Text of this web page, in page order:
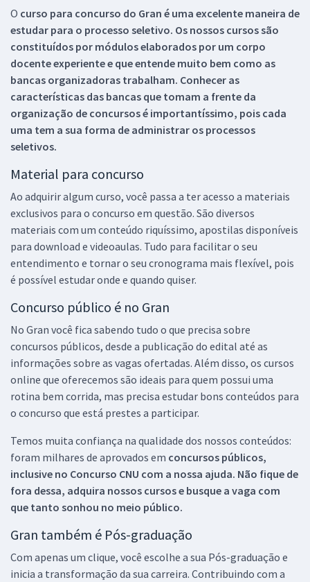
O curso para concurso do Gran é uma excelente maneira de
estudar para o processo seletivo. Os nossos cursos são
constituídos por módulos elaborados por um corpo
docente experiente e que entende muito bem como as
bancas organizadoras trabalham. Conhecer as
características das bancas que tomam a frente da
organização de concursos é importantíssimo, pois cada
uma tem a sua forma de administrar os processos
seletivos.
Material para concurso
Ao adquirir algum curso, você passa a ter acesso a materiais
exclusivos para o concurso em questão. São diversos
materiais com um conteúdo riquíssimo, apostilas disponíveis
para download e videoaulas. Tudo para facilitar o seu
entendimento e tornar o seu cronograma mais flexível, pois
é possível estudar onde e quando quiser.
Concurso público é no Gran
No Gran você fica sabendo tudo o que precisa sobre
concursos públicos, desde a publicação do edital até as
informações sobre as vagas ofertadas. Além disso, os cursos
online que oferecemos são ideais para quem possui uma
rotina bem corrida, mas precisa estudar bons conteúdos para
o concurso que está prestes a participar.
Temos muita confiança na qualidade dos nossos conteúdos:
foram milhares de aprovados em concursos públicos,
inclusive no Concurso CNU com a nossa ajuda. Não fique de
fora dessa, adquira nossos cursos e busque a vaga com
que tanto sonhou no meio público.
Gran também é Pós-graduação
Com apenas um clique, você escolhe a sua Pós-graduação e
inicia a transformação da sua carreira. Contribuindo com a